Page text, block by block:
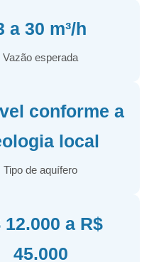
a 30 m³/h
Vazão esperada
conforme a
local
Tipo de aquífero
12.000 a R$
45.000